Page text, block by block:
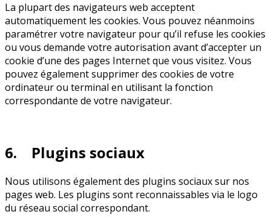
La plupart des navigateurs web acceptent
automatiquement les cookies. Vous pouvez néanmoins
paramétrer votre navigateur pour qu’il refuse les cookies
ou vous demande votre autorisation avant d’accepter un
cookie d’une des pages Internet que vous visitez. Vous
pouvez également supprimer des cookies de votre
ordinateur ou terminal en utilisant la fonction
correspondante de votre navigateur.
6. Plugins sociaux
Nous utilisons également des plugins sociaux sur nos
pages web. Les plugins sont reconnaissables via le logo
du réseau social correspondant.